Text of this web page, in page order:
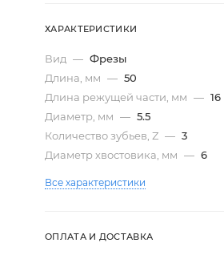
ХАРАКТЕРИСТИКИ
Вид — Фрезы
Длина, мм — 50
Длина режущей части, мм — 16
Диаметр, мм — 5.5
Количество зубьев, Z — 3
Диаметр хвостовика, мм — 6
Все характеристики
ОПЛАТА И ДОСТАВКА